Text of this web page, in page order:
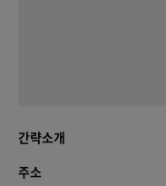
간략소개
주소